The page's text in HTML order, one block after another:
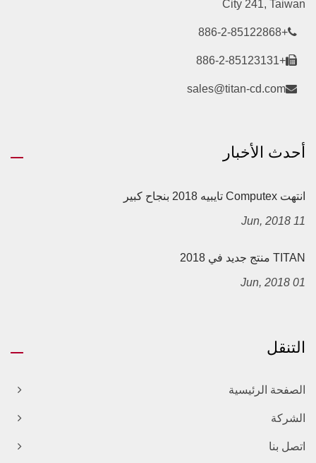
City 241, Taiwan
+886-2-85122868
+886-2-85123131
sales@titan-cd.com
أحدث الأخبار
انتهت Computex تايبيه 2018 بنجاح كبير
11 Jun, 2018
TITAN منتج جديد في 2018
01 Jun, 2018
التنقل
الصفحة الرئيسية
الشركة
اتصل بنا